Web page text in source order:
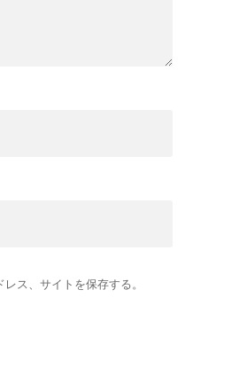
ス、サイトを保存する。